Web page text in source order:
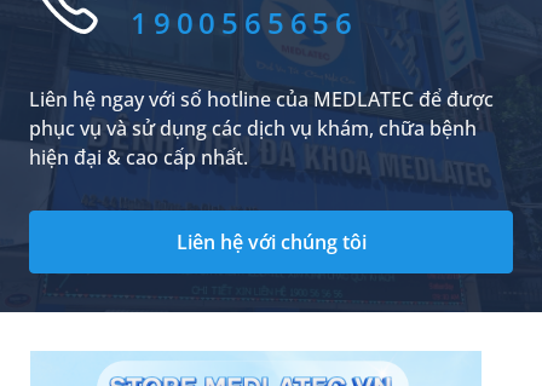
1900565656
Liên hệ ngay với số hotline của MEDLATEC để được
phục vụ và sử dụng các dịch vụ khám, chữa bệnh
hiện đại & cao cấp nhất.
Liên hệ với chúng tôi